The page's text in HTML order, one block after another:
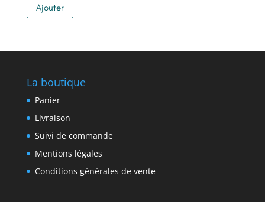
Ajouter
La boutique
Panier
Livraison
Suivi de commande
Mentions légales
Conditions générales de vente